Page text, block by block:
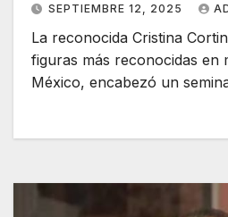
SEPTIEMBRE 12, 2025
La reconocida Cristina
figuras más reconocidas en
México, encabezó un